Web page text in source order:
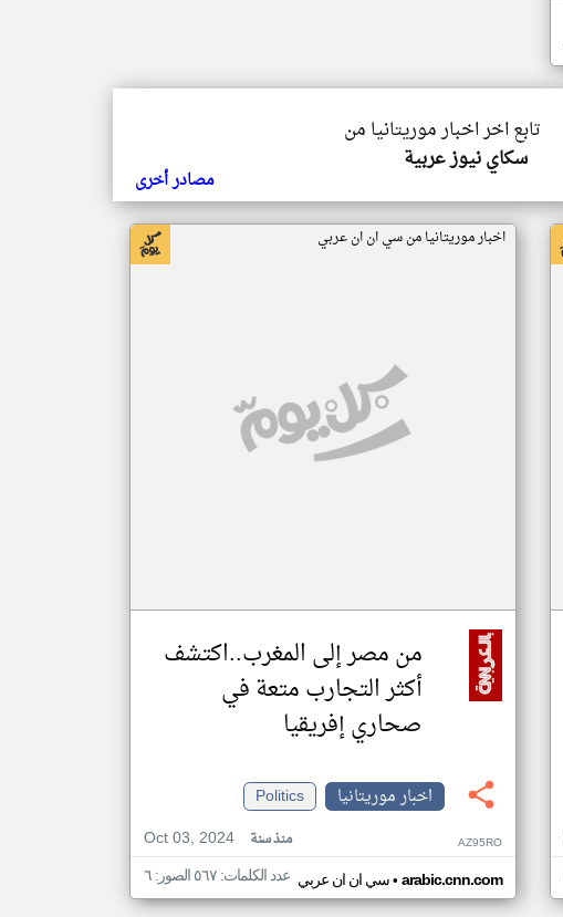
تابع اخر اخبار موريتانيا من
سكاي نيوز عربية
مصادر أخرى
اخبار موريتانيا من سي ان ان عربي
من مصر إلى المغرب..اكتشف
أكثر التجارب متعة في
صحاري إفريقيا
اخبار موريتانيا
Politics
Oct 03, 2024
منذ سنة AZ95RO
سي ان ان عربي• arabic.cnn.com عدد الكلمات: ٥٦٧ الصور: ٦